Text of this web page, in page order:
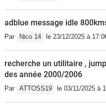
adblue message idle
Par Nico 14 le 23/12/2025 à
recherche un utilitaire ,
des année 2000/2006
Par ATTOSS19 le 03/11/2025 à